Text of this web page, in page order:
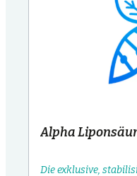
Alpha
Die exklusive,